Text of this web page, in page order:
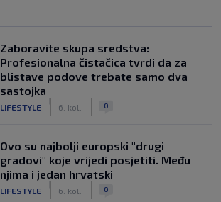
Zaboravite skupa sredstva:
Profesionalna čistačica tvrdi da za
blistave podove trebate samo dva
sastojka
LIFESTYLE 6. kol. 0
Ovo su najbolji europski "drugi
gradovi" koje vrijedi posjetiti. Među
njima i jedan hrvatski
LIFESTYLE 6. kol. 0